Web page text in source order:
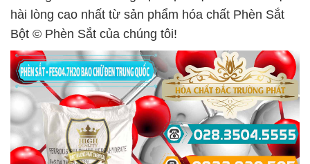
hài lòng cao nhất từ sản phẩm hóa chất Phèn Sắt
Bột © Phèn Sắt của chúng tôi!